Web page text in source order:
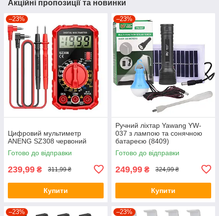
Акційні пропозиції та новинки
–23%
Цифровий мультиметр
ANENG SZ308 червоний
Готово до відправки
239,99 ₴ 311,99 ₴
Купити
–23%
Ручний ліхтар Yawang YW-
037 з лампою та сонячною
батареєю (8409)
Готово до відправки
249,99 ₴ 324,99 ₴
Купити
–23% –23%